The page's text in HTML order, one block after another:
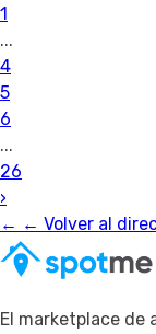
1
...
4
5
6
...
26
›
← ← Volver al
El marketplace de